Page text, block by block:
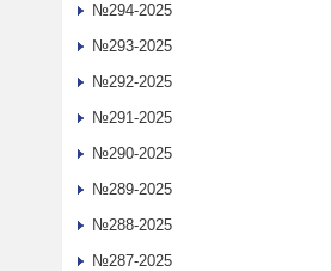
№294-2025
№293-2025
№292-2025
№291-2025
№290-2025
№289-2025
№288-2025
№287-2025